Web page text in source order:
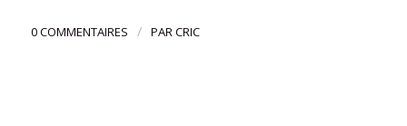
0 COMMENTAIRES / PAR CRIC